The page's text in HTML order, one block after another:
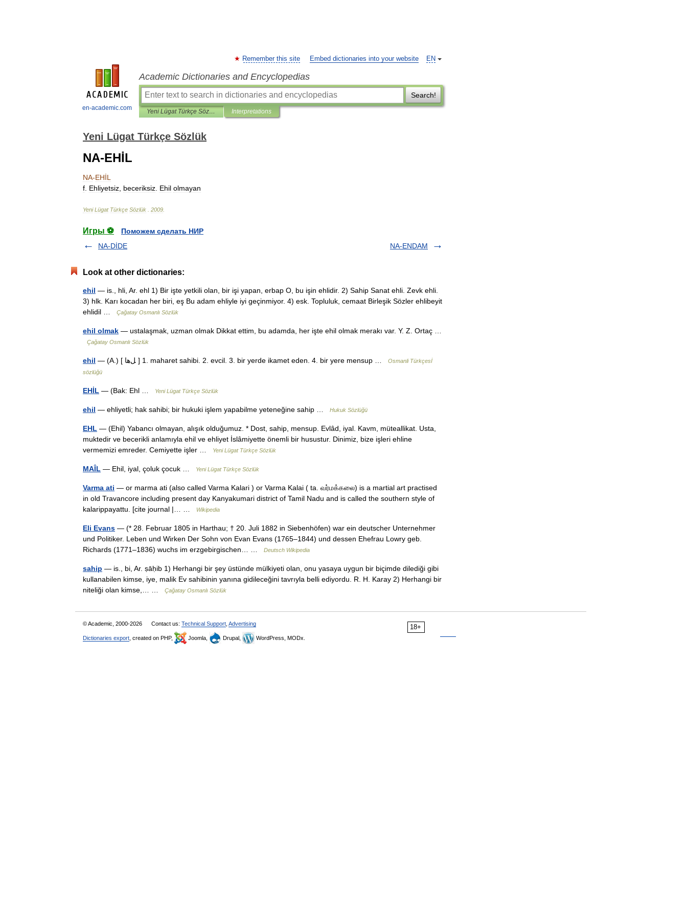
en-academic.com
EN
Remember this site Embed dictionaries into your website
Academic Dictionaries and Encyclopedias
Search!
Yeni Lügat Türkçe Sözlük Interpretations
Yeni Lügat Türkçe Sözlük
NA-EHİL
NA-EHİL
f Ehliyetsiz beceriksiz Ehil olmayan
Yeni Lügat Türkçe Sözlük 2009
Игры ⚽
Поможем сделать НИР
NA-DİDE
NA-ENDAM
Look at other dictionaries:
ehil — is., hli, Ar. ehl 1) Bir işte yetkili olan, bir işi yapan, erbap O, bu işin ehlidir. 2) Sahip Sanat ehli. Zevk ehli.
3) hlk. Karı kocadan her biri, eş Bu adam ehliyle iyi geçinmiyor. 4) esk. Topluluk, cemaat Birleşik Sözler ehlibeyit
ehlidil …
Çağatay Osmanlı Sözlük
ehil olmak — ustalaşmak, uzman olmak Dikkat ettim, bu adamda, her işte ehil olmak merakı var. Y. Z. Ortaç …
Çağatay Osmanlı Sözlük
ehil — (A.) [ ﻞها ] 1. maharet sahibi. 2. evcil. 3. bir yerde ikamet eden. 4. bir yere mensup …
Osmanli Türkçesİ
sözlüğü
EHİL — (Bak: Ehl … Yeni Lügat Türkçe Sözlük
ehil — ehliyetli; hak sahibi; bir hukuki işlem yapabilme yeteneğine sahip … Hukuk Sözlüğü
EHL — (Ehil) Yabancı olmayan, alışık olduğumuz. * Dost, sahip, mensup. Evlâd, iyal. Kavm, müteallikat. Usta,
muktedir ve becerikli anlamıyla ehil ve ehliyet İslâmiyette önemli bir husustur. Dinimiz, bize işleri ehline
vermemizi emreder. Cemiyette işler …
Yeni Lügat Türkçe Sözlük
MAÎL — Ehil, iyal, çoluk çocuk … Yeni Lügat Türkçe Sözlük
Varma ati — or marma ati (also called Varma Kalari ) or Varma Kalai ( ta. வர்மக்கலை) is a martial art practised
in old Travancore including present day Kanyakumari district of Tamil Nadu and is called the southern style of
kalarippayattu. [cite journal |… …
Wikipedia
Eli Evans — (* 28. Februar 1805 in Harthau; † 20. Juli 1882 in Siebenhöfen) war ein deutscher Unternehmer
und Politiker. Leben und Wirken Der Sohn von Evan Evans (1765–1844) und dessen Ehefrau Lowry geb.
Richards (1771–1836) wuchs im erzgebirgischen… …
Deutsch Wikipedia
sahip — is., bi, Ar. ṣāḥib 1) Herhangi bir şey üstünde mülkiyeti olan, onu yasaya uygun bir biçimde dilediği gibi
kullanabilen kimse, iye, malik Ev sahibinin yanına gidileceğini tavrıyla belli ediyordu. R. H. Karay 2) Herhangi bir
niteliği olan kimse,… …
Çağatay Osmanlı Sözlük
18+
© Academic, 2000-2026 Contact us: Technical Support Advertising
Dictionaries export , created on PHP, Joomla, Drupal, WordPress, MODx.